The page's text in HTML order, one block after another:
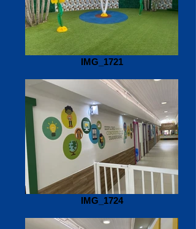
IMG_1721
IMG_1724